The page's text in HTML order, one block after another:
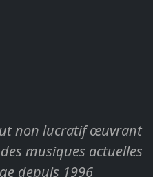
non lucratif œuvrant
musiques actuelles
depuis 1996